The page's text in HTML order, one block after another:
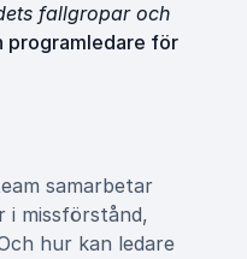
fallgropar och
programledare för
samarbetar
i missförstånd,
hur kan ledare